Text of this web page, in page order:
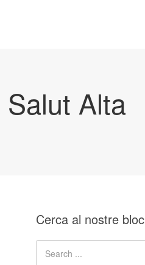
Alta
Cerca al nostre bloc